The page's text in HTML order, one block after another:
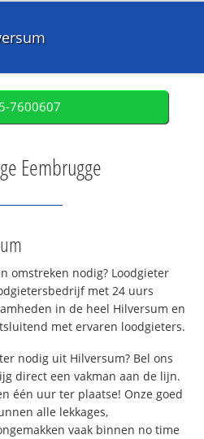
7600607
Eembrugge
omstreken nodig? Loodgieter
met 24 uurs
in de heel Hilversum en
met ervaren loodgieters.
nodig uit Hilversum? Bel ons
direct een vakman aan de lijn.
één uur ter plaatse! Onze goed
alle lekkages,
vaak binnen no time